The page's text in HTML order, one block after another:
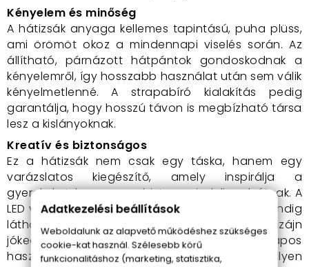
Kényelem és minőség
A hátizsák anyaga kellemes tapintású, puha plüss,
ami örömöt okoz a mindennapi viselés során. Az
állítható, párnázott hátpántok gondoskodnak a
kényelemről, így hosszabb használat után sem válik
kényelmetlenné. A strapabíró kialakítás pedig
garantálja, hogy hosszú távon is megbízható társa
lesz a kislányoknak.
Kreatív és biztonságos
Ez a hátizsák nem csak egy táska, hanem egy
varázslatos kiegészítő, amely inspirálja a
gyerekeket, hogy magabiztosan induljanak útnak. A
LED világítás lehetővé teszi, hogy a gyermek mindig
látható maradjon, míg a vidám, színes dizájn
jókedvet sugároz. A táska ideális mindennapos
használatra, és tökéletes ajándék bármilyen
Adatkezelési beállítások
Weboldalunk az alapvető működéshez szükséges
cookie-kat használ. Szélesebb körű
funkcionalitáshoz (marketing, statisztika,